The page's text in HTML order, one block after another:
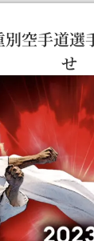
空手道選
せ